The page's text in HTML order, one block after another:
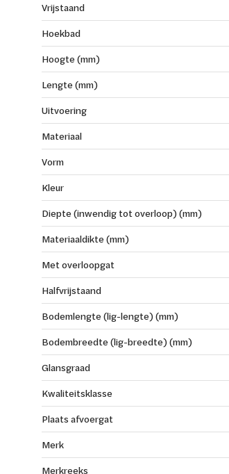
Vrijstaand
Hoekbad
Hoogte (mm)
Lengte (mm)
Uitvoering
Materiaal
Vorm
Kleur
Diepte (inwendig tot overloop) (mm)
Materiaaldikte (mm)
Met overloopgat
Halfvrijstaand
Bodemlengte (lig-lengte) (mm)
Bodembreedte (lig-breedte) (mm)
Glansgraad
Kwaliteitsklasse
Plaats afvoergat
Merk
Merkreeks